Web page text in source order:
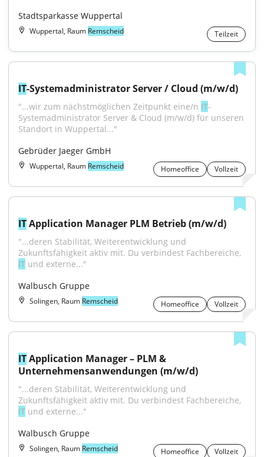
Stadtsparkasse Wuppertal
Wuppertal, Raum Remscheid Teilzeit
IT-Systemadministrator Server / Cloud (m/w/d)
"...wir zum nächstmöglichen Zeitpunkt eine/n IT-
Systemadministrator Server & Cloud (m/w/d) für unseren
Standort in Wuppertal..."
Gebrüder Jaeger GmbH
Wuppertal, Raum Remscheid Homeoffice Vollzeit
IT Application Manager PLM Betrieb (m/w/d)
"...deren Stabilität, Weiterentwicklung und
IT und externe..."
Walbusch Gruppe
Solingen, Raum Remscheid Homeoffice Vollzeit
IT Application Manager – PLM &
Unternehmensanwendungen (m/w/d)
"...deren Stabilität, Weiterentwicklung und
IT und externe..."
Walbusch Gruppe
Solingen, Raum Remscheid Homeoffice Vollzeit